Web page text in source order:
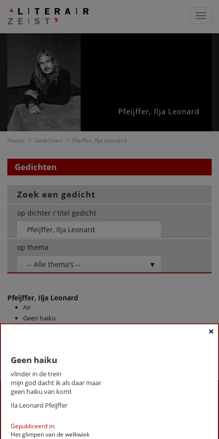
Pfeijffer, Ilja Leonard
Home Gedichten Pfeiffer, Ilja Leonard
Gedichten
Zoek een gedicht
op dichter / titel gedicht
op thema
-- Alle thema's --
Pfeijffer, Ilja Leonard
Air
Geen haiku
×
Geen haiku
vlinder in de trein
mijn god dacht ik als daar maar
geen haiku van komt
Ila Leonard Pfeijffer
Gepubliceerd in:
Het glimpen van de welkwiek
Activiteiten
Lezingen door en over schrijvers
Boek & Film